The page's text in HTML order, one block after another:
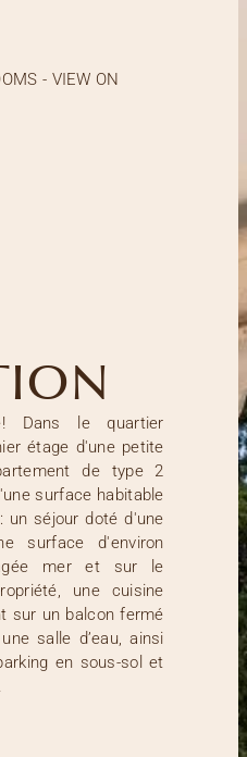
- VIEW ON
Dans le quartier
étage d'une petite
de type 2
surface habitable
un séjour doté d'une
surface d'environ
mer et sur le
une cuisine
sur un balcon fermé
salle d’eau, ainsi
en sous-sol et